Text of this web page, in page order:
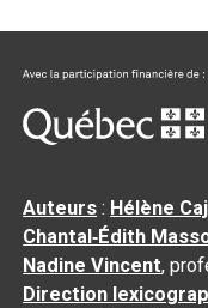
Auteurs : Hélène
Chantal‑Édith
Nadine Vincent,
Direction